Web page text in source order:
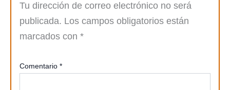
Tu dirección de correo electrónico no será
publicada. Los campos obligatorios están
marcados con *
Comentario *